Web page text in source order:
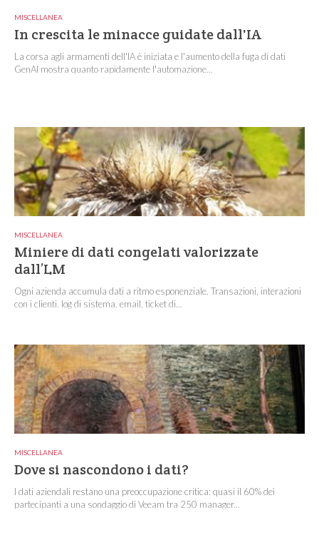
MISCELLANEA
In crescita le minacce guidate dall'IA
La corsa agli armamenti dell'IA è iniziata e l'aumento della fuga di dati
GenAI mostra quanto rapidamente l'automazione...
MISCELLANEA
Miniere di dati congelati valorizzate
dall’LM
Ogni azienda accumula dati a ritmo esponenziale. Transazioni, interazioni
con i clienti, log di sistema, email, ticket di...
MISCELLANEA
Dove si nascondono i dati?
I dati aziendali restano una preoccupazione critica: quasi il 60% dei
partecipanti a una sondaggio di Veeam tra 250 manager...